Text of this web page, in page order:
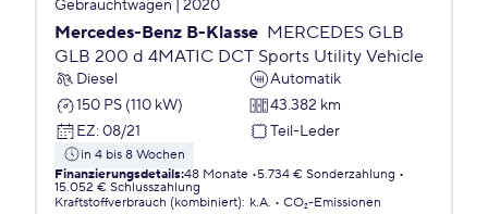
Gebrauchtwagen | 2020
Mercedes-Benz B-Klasse MERCEDES GLB
GLB 200 d 4MATIC DCT Sports Utility Vehicle
Diesel
Automatik
150 PS (110 kW)
43.382 km
EZ: 08/21 Teil-Leder
in 4 bis 8 Wochen
Finanzierungsdetails:48 Monate 5.734 € Sonderzahlung
15.052 € Schlusszahlung
Kraftstoffverbrauch (kombiniert): k.A.
CO₂-Emissionen